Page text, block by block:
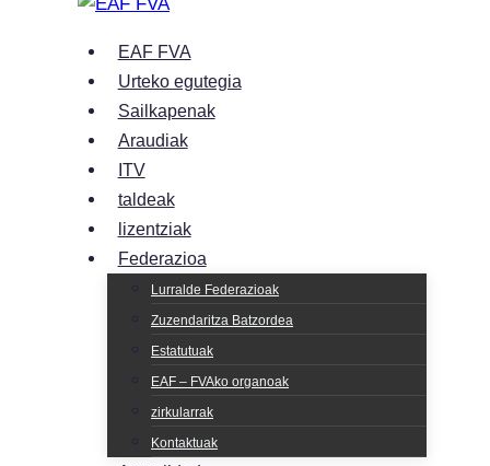
EAF FVA
Urteko egutegia
Sailkapenak
Araudiak
ITV
taldeak
lizentziak
Federazioa
Lurralde Federazioak
Zuzendaritza Batzordea
Estatutuak
EAF – FVAko organoak
zirkularrak
Kontaktuak